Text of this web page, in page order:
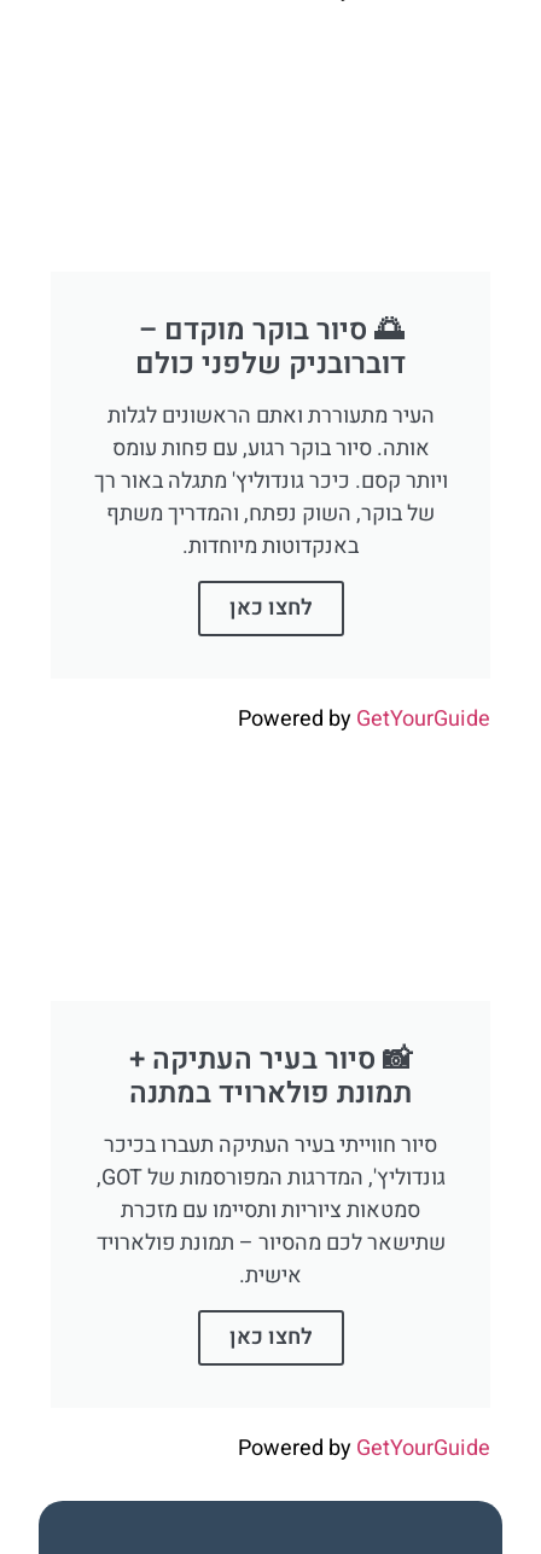
🌅 סיור בוקר מוקדם –
דוברובניק שלפני כולם
העיר מתעוררת ואתם הראשונים לגלות
אותה. סיור בוקר רגוע, עם פחות עומס
ויותר קסם. כיכר גונדוליץ' מתגלה באור רך
של בוקר, השוק נפתח, והמדריך משתף
באנקדוטות מיוחדות.
לחצו כאן
Powered byGetYourGuide
📸 סיור בעיר העתיקה +
תמונת פולארויד במתנה
סיור חווייתי בעיר העתיקה תעברו בכיכר
גונדוליץ', המדרגות המפורסמות של GOT,
סמטאות ציוריות ותסיימו עם מזכרת
שתישאר לכם מהסיור – תמונת פולארויד
אישית.
לחצו כאן
Powered byGetYourGuide